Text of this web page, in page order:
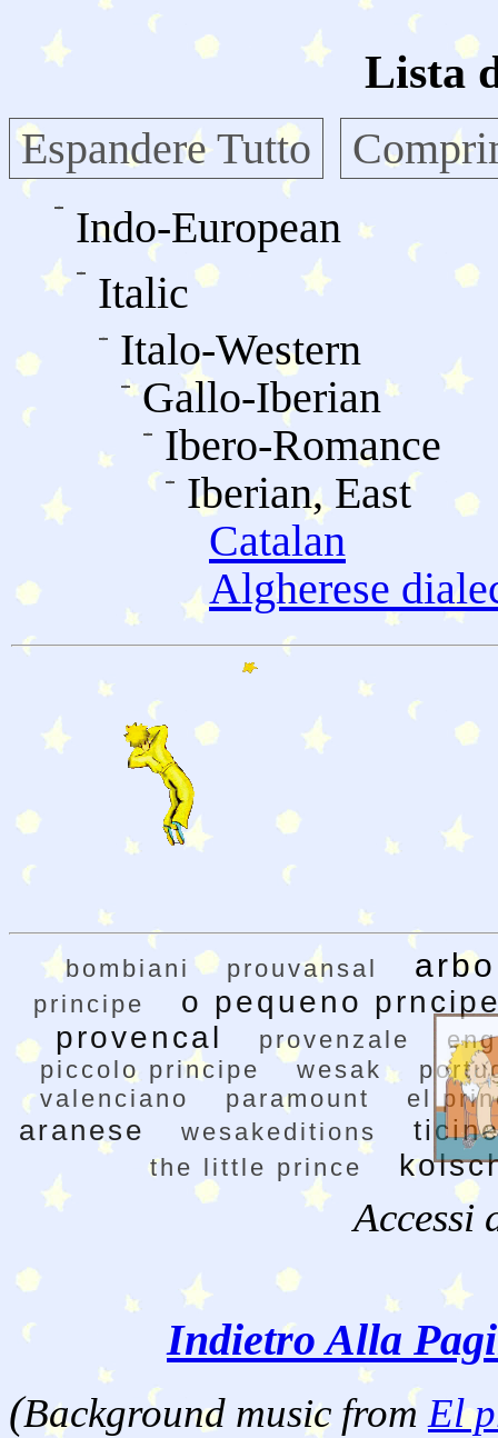
Lista
Espandere Tutto
Indo-European
Italic
Italo-Western
Gallo-Iberian
Ibero-Romance
Iberian, East
Catalan
Algherese
bombiani prouvansal
principe
o pequeno
provencal
provenzale
piccolo principe
wesak
valenciano
paramount el
aranese wesakeditions
the little prince
Accessi
Indietro Alla
(Background music from El